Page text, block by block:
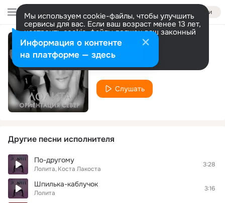
Войти
Мы используем cookie-файлы, чтобы улучшить
сервисы для вас. Если ваш возраст менее 13 лет,
настроить cookie-файлы должен ваш законный
представитель. Больше информации
Разрешить все Настроить
Лолита
Слушать
Другие песни исполнителя
По-другому
Лолита Коста Лакоста
3:28
Шпилька-каблучок
Лолита
3:16
Информация о контенте
на платформе — здесь